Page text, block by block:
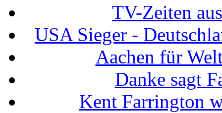
TV-Zeiten
USA Sieger -
Aachen für
Danke sagt
Kent Farrington